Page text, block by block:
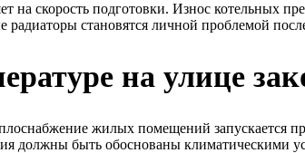
на скорость подготовки. Износ котельных
становятся личной проблемой
на улице
жилых помещений запускается
должны быть обоснованы климатическими